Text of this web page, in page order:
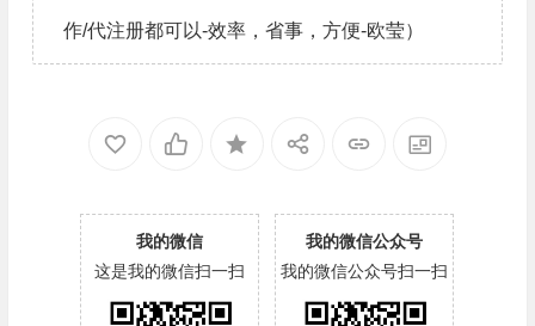
作/代注册都可以-效率，省事，方便-欧莹）
我的微信
这是我的微信扫一扫
我的微信公众号
我的微信公众号扫一扫